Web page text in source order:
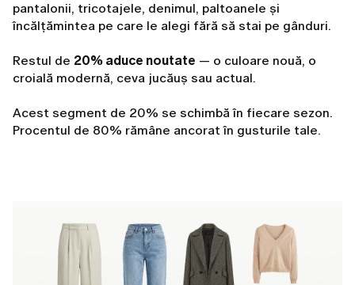
pantalonii, tricotajele, denimul, paltoanele și
încălțămintea pe care le alegi fără să stai pe gânduri.
Restul de 20% aduce noutate — o culoare nouă, o
croială modernă, ceva jucăuș sau actual.
Acest segment de 20% se schimbă în fiecare sezon.
Procentul de 80% rămâne ancorat în gusturile tale.